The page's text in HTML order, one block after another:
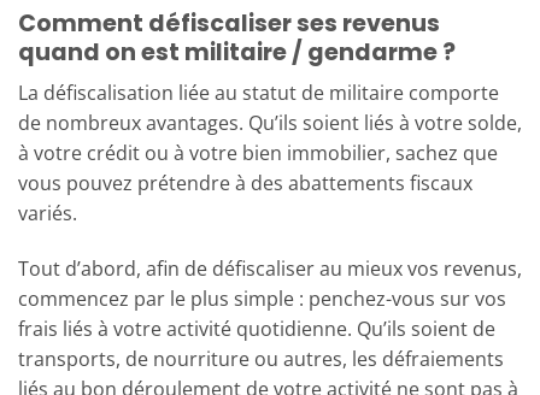
Comment défiscaliser ses revenus
quand on est militaire / gendarme ?
La défiscalisation liée au statut de militaire comporte
de nombreux avantages. Qu’ils soient liés à votre solde,
à votre crédit ou à votre bien immobilier, sachez que
vous pouvez prétendre à des abattements fiscaux
variés.
Tout d’abord, afin de défiscaliser au mieux vos revenus,
commencez par le plus simple : penchez-vous sur vos
frais liés à votre activité quotidienne. Qu’ils soient de
transports, de nourriture ou autres, les défraiements
liés au bon déroulement de votre activité ne sont pas à